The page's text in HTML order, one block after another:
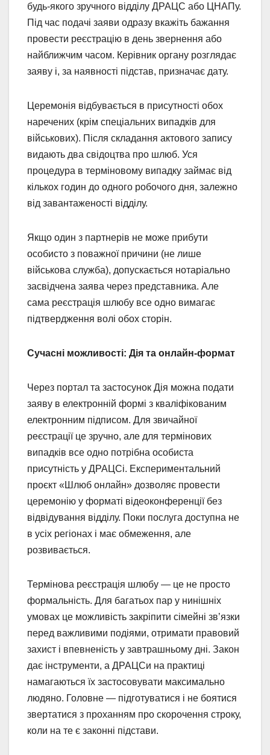
будь-якого зручного відділу ДРАЦС або ЦНАПу.
Під час подачі заяви одразу вкажіть бажання
провести реєстрацію в день звернення або
найближчим часом. Керівник органу розглядає
заяву і, за наявності підстав, призначає дату.
Церемонія відбувається в присутності обох
наречених (крім спеціальних випадків для
військових). Після складання актового запису
видають два свідоцтва про шлюб. Уся
процедура в терміновому випадку займає від
кількох годин до одного робочого дня, залежно
від завантаженості відділу.
Якщо один з партнерів не може прибути
особисто з поважної причини (не лише
військова служба), допускається нотаріально
засвідчена заява через представника. Але
сама реєстрація шлюбу все одно вимагає
підтвердження волі обох сторін.
Сучасні можливості: Дія та онлайн-формат
Через портал та застосунок Дія можна подати
заяву в електронній формі з кваліфікованим
електронним підписом. Для звичайної
реєстрації це зручно, але для термінових
випадків все одно потрібна особиста
присутність у ДРАЦСі. Експериментальний
проєкт «Шлюб онлайн» дозволяє провести
церемонію у форматі відеоконференції без
відвідування відділу. Поки послуга доступна не
в усіх регіонах і має обмеження, але
розвивається.
Термінова реєстрація шлюбу — це не просто
формальність. Для багатьох пар у нинішніх
умовах це можливість закріпити сімейні зв’язки
перед важливими подіями, отримати правовий
захист і впевненість у завтрашньому дні. Закон
дає інструменти, а ДРАЦСи на практиці
намагаються їх застосовувати максимально
людяно. Головне — підготуватися і не боятися
звертатися з проханням про скорочення строку,
коли на те є законні підстави.